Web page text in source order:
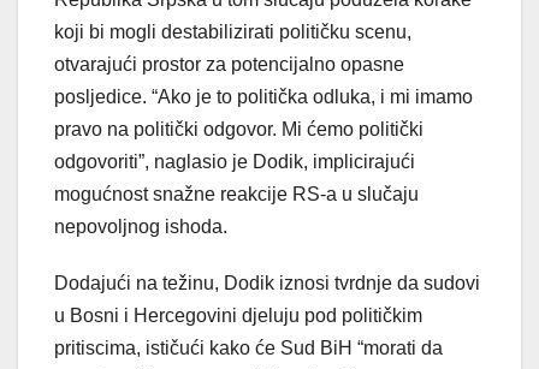
koji bi mogli destabilizirati političku scenu,
otvarajući prostor za potencijalno opasne
posljedice. “Ako je to politička odluka, i mi imamo
pravo na politički odgovor. Mi ćemo politički
odgovoriti”, naglasio je Dodik, implicirajući
mogućnost snažne reakcije RS-a u slučaju
nepovoljnog ishoda.
Dodajući na težinu, Dodik iznosi tvrdnje da sudovi
u Bosni i Hercegovini djeluju pod političkim
pritiscima, ističući kako će Sud BiH “morati da